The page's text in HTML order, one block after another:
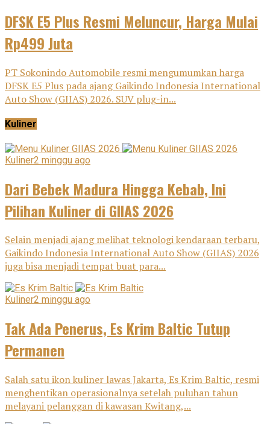
DFSK E5 Plus Resmi Meluncur, Harga Mulai
Rp499 Juta
PT Sokonindo Automobile resmi mengumumkan harga
DFSK E5 Plus pada ajang Gaikindo Indonesia International
Auto Show (GIIAS) 2026. SUV plug-in...
Kuliner
Kuliner2 minggu ago
Dari Bebek Madura Hingga Kebab, Ini
Pilihan Kuliner di GIIAS 2026
Selain menjadi ajang melihat teknologi kendaraan terbaru,
Gaikindo Indonesia International Auto Show (GIIAS) 2026
juga bisa menjadi tempat buat para...
Kuliner2 minggu ago
Tak Ada Penerus, Es Krim Baltic Tutup
Permanen
Salah satu ikon kuliner lawas Jakarta, Es Krim Baltic, resmi
menghentikan operasionalnya setelah puluhan tahun
melayani pelanggan di kawasan Kwitang,...